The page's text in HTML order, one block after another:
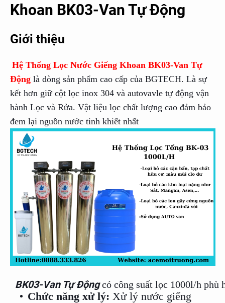
Khoan BK03-Van Tự Động
Giới thiệu
Hệ Thống Lọc Nước Giếng Khoan BK03-Van Tự
Động là dòng sản phẩm cao cấp của BGTECH. Là sự
kết hơn giữ cột lọc inox 304 và autovavle tự động vận
hành Lọc và Rửa. Vật liệu lọc chất lượng cao đảm bảo
đem lại nguồn nước tinh khiết nhất
BK03-Van Tự Động có công suất lọc 1000l/h phù
Chức năng xử lý: Xử lý nước giếng